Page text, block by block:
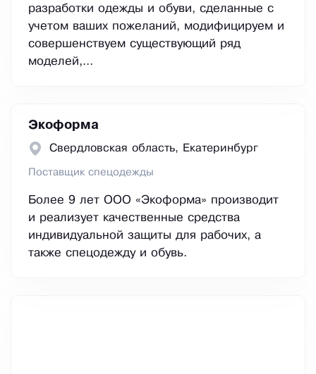
разработки одежды и обуви, сделанные с
учетом ваших пожеланий, модифицируем и
совершенствуем существующий ряд
моделей,...
Экоформа
Свердловская область, Екатеринбург
Поставщик спецодежды
Более 9 лет ООО «Экоформа» производит
и реализует качественные средства
индивидуальной защиты для рабочих, а
также спецодежду и обувь.